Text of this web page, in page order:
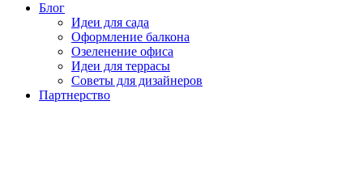
Блог
Идеи для сада
Оформление балкона
Озеленение офиса
Идеи для террасы
Советы для дизайнеров
Партнерство